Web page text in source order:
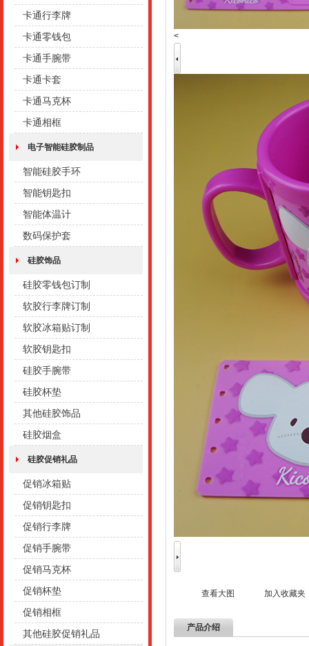
卡通行李牌
卡通零钱包
卡通手腕带
卡通卡套
卡通马克杯
卡通相框
电子智能硅胶制品
智能硅胶手环
智能钥匙扣
智能体温计
数码保护套
硅胶饰品
硅胶零钱包订制
软胶行李牌订制
软胶冰箱贴订制
软胶钥匙扣
硅胶手腕带
硅胶杯垫
其他硅胶饰品
硅胶烟盒
硅胶促销礼品
促销冰箱贴
促销钥匙扣
促销行李牌
促销手腕带
促销马克杯
促销杯垫
促销相框
其他硅胶促销礼品
<
查看大图 加入收藏夹
产品介绍